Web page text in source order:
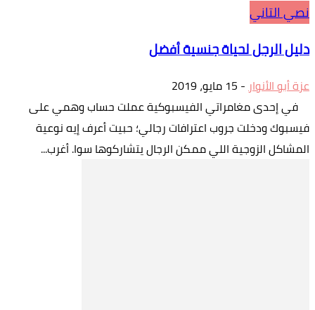
نصي التاني
دليل الرجل لحياة جنسية أفضل
عزة أبو الأنوار- 15 مايو، 2019
في إحدى مغامراتي الفيسبوكية عملت حساب وهمي على
فيسبوك ودخلت جروب اعترافات رجالي؛ حبيت أعرف إيه نوعية
المشاكل الزوجية اللي ممكن الرجال يتشاركوها سوا. أغرب...